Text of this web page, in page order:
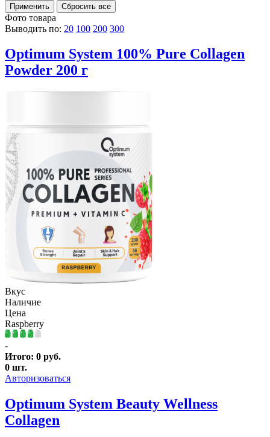
Фото товара
Выводить по: 20 100 200 300
Optimum System 100% Pure Collagen
Powder 200 г
Вкус
Наличие
Цена
Raspberry
-
Итого: 0 руб.
0 шт.
Авторизоваться
Optimum System Beauty Wellness
Collagen